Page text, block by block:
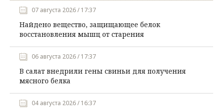
07 августа 2026 / 17:37
Найдено вещество, защищающее белок
восстановления мышц от старения
06 августа 2026 / 17:37
В салат внедрили гены свиньи для получения
мясного белка
04 августа 2026 / 16:37